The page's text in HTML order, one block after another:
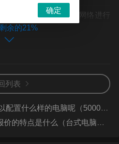
，它可以帮助电脑与网络进行
，可以考虑选择双网卡，可以
。
，提高工作效率。
余的21%
列表
么样的电脑呢（5000元的电脑配置指南）
是什么（台式电脑配置及报价的特点）
确定